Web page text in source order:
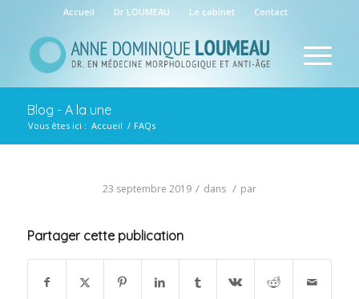
Accueil Dr LOUMEAU Le cabinet Contact
Blog - A la une
Vous êtes ici : Accueil / FAQs
23 septembre 2019 / dans / par
Partager cette publication